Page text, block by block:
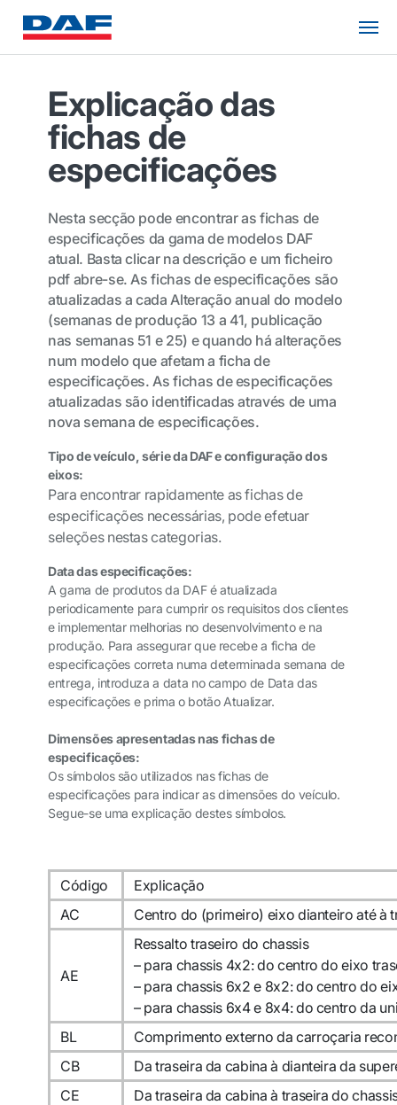
Explicação das
fichas de
especificações
Nesta secção pode encontrar as fichas de
especificações da gama de modelos DAF
atual. Basta clicar na descrição e um ficheiro
pdf abre-se. As fichas de especificações são
atualizadas a cada Alteração anual do modelo
(semanas de produção 13 a 41, publicação
nas semanas 51 e 25) e quando há alterações
num modelo que afetam a ficha de
especificações. As fichas de especificações
atualizadas são identificadas através de uma
nova semana de especificações.
Tipo de veículo, série da DAF e configuração dos
eixos:
Para encontrar rapidamente as fichas de
especificações necessárias, pode efetuar
seleções nestas categorias.
Data das especificações:
A gama de produtos da DAF é atualizada
periodicamente para cumprir os requisitos dos clientes
e implementar melhorias no desenvolvimento e na
produção. Para assegurar que recebe a ficha de
especificações correta numa determinada semana de
entrega, introduza a data no campo de Data das
especificações e prima o botão Atualizar.
Dimensões apresentadas nas fichas de
especificações:
Os símbolos são utilizados nas fichas de
especificações para indicar as dimensões do veículo.
Segue-se uma explicação destes símbolos.
Código
Explicação
AC
Centro do (primeiro) eixo dianteiro até à
AE
Ressalto traseiro do chassis
– para chassis 4x2: do centro do eixo
– para chassis 6x2 e 8x2: do centro do
– para chassis 6x4 e 8x4: do centro da
BL
Comprimento externo da carroçaria
CB
Da traseira da cabina à dianteira da
CE
Da traseira da cabina à traseira do